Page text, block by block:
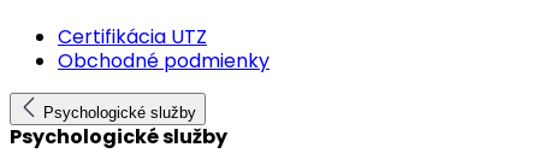
Certifikácia UTZ
Obchodné podmienky
Psychologické služby
Psychologické služby